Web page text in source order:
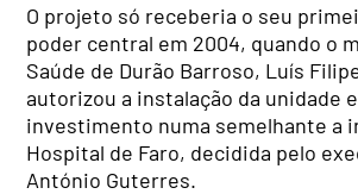
O projeto só receberia o seu
poder central em 2004, quando o
Saúde de Durão Barroso, Luís
autorizou a instalação da unidade
investimento numa semelhante a
Hospital de Faro, decidida pelo
António Guterres.